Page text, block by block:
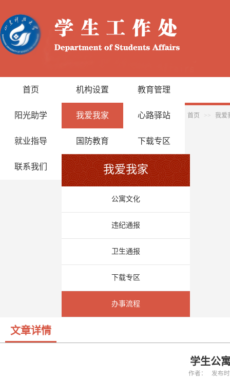
首页 机构设置 教育管理
阳光助学 我爱我家 心路驿站
就业指导 国防教育 下载专区
联系我们
首页 >> 我爱
我爱我家
公寓文化
违纪通报
卫生通报
下载专区
办事流程
文章详情
学生公
作者： 发布